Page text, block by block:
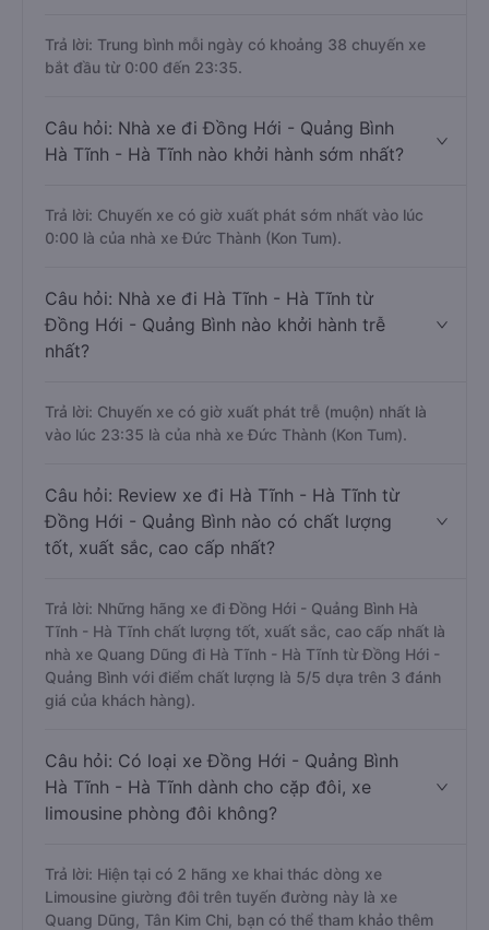
Trả lời: Trung bình mỗi ngày có khoảng 38 chuyến xe
bắt đầu từ 0:00 đến 23:35.
Câu hỏi: Nhà xe đi Đồng Hới - Quảng Bình
Hà Tĩnh - Hà Tĩnh nào khởi hành sớm nhất?
Trả lời: Chuyến xe có giờ xuất phát sớm nhất vào lúc
0:00 là của nhà xe Đức Thành (Kon Tum).
Câu hỏi: Nhà xe đi Hà Tĩnh - Hà Tĩnh từ
Đồng Hới - Quảng Bình nào khởi hành trễ
nhất?
Trả lời: Chuyến xe có giờ xuất phát trễ (muộn) nhất là
vào lúc 23:35 là của nhà xe Đức Thành (Kon Tum).
Câu hỏi: Review xe đi Hà Tĩnh - Hà Tĩnh từ
Đồng Hới - Quảng Bình nào có chất lượng
tốt, xuất sắc, cao cấp nhất?
Trả lời: Những hãng xe đi Đồng Hới - Quảng Bình Hà
Tĩnh - Hà Tĩnh chất lượng tốt, xuất sắc, cao cấp nhất là
nhà xe Quang Dũng đi Hà Tĩnh - Hà Tĩnh từ Đồng Hới -
Quảng Bình với điểm chất lượng là 5/5 dựa trên 3 đánh
giá của khách hàng).
Câu hỏi: Có loại xe Đồng Hới - Quảng Bình
Hà Tĩnh - Hà Tĩnh dành cho cặp đôi, xe
limousine phòng đôi không?
Trả lời: Hiện tại có 2 hãng xe khai thác dòng xe
Limousine giường đôi trên tuyến đường này là xe
Quang Dũng, Tân Kim Chi, bạn có thể tham khảo thêm